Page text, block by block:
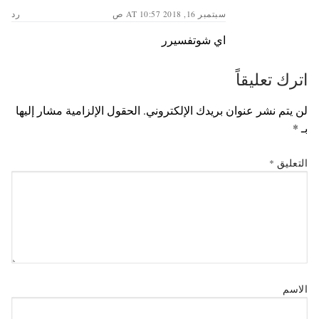
سبتمبر 16, 2018 AT 10:57 ص رد
اي شوتفسيرر
اترك تعليقاً
لن يتم نشر عنوان بريدك الإلكتروني. الحقول الإلزامية مشار إليها
بـ *
التعليق *
الاسم